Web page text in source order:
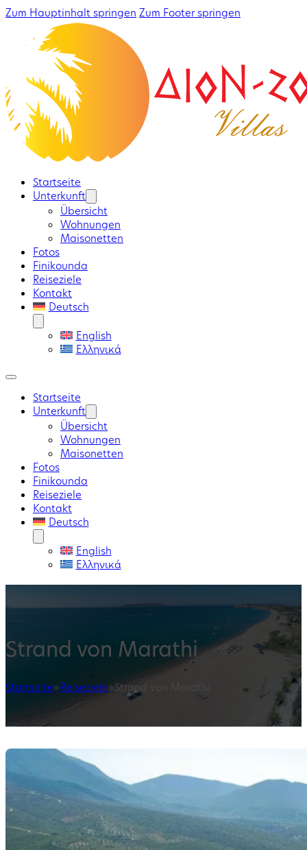
Zum Hauptinhalt springen Zum Footer springen
Startseite
Unterkunft
Übersicht
Wohnungen
Maisonetten
Fotos
Finikounda
Reiseziele
Kontakt
Deutsch
English
Ελληνικά
Startseite
Unterkunft
Übersicht
Wohnungen
Maisonetten
Fotos
Finikounda
Reiseziele
Kontakt
Deutsch
English
Ελληνικά
Strand von Marathi
Startseite»Reiseziele»Strand von Marathi